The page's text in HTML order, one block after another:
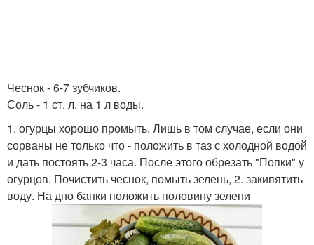
Чеснок - 6-7 зубчиков.
Соль - 1 ст. л. на 1 л воды.
1. огурцы хорошо промыть. Лишь в том случае, если они
сорваны не только что - положить в таз с холодной водой
и дать постоять 2-3 часа. После этого обрезать "Попки" у
огурцов. Почистить чеснок, помыть зелень, 2. закипятить
воду. На дно банки положить половину зелени